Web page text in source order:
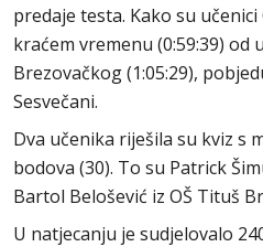
predaje testa. Kako su
kraćem vremenu (0:59:39) od
Brezovačkog (1:05:29),
Sesvečani.
Dva učenika riješila su kviz s
bodova (30). To su Patrick
Bartol Belošević iz OŠ Tituš
U natjecanju je sudjelovalo